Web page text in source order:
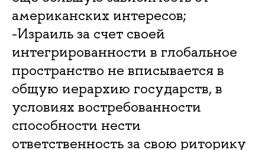
американских интересов;
-Израиль за счет своей
интегрированности в глобальное
пространство не вписывается в
общую иерархию государств, в
условиях востребованности
способности нести
ответственность за свою риторику